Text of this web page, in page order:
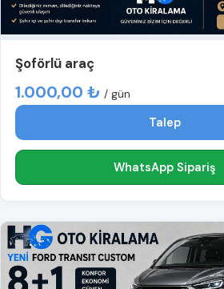
Şoförlü araç
1.000,00 ₺ / gün
Talep
WhatsApp Sipariş